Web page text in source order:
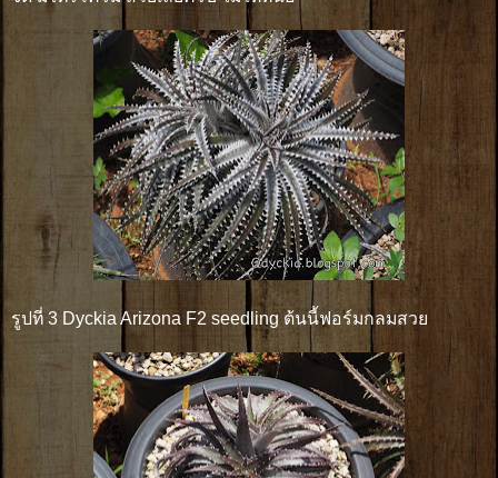
รูปที่ 3 Dyckia Arizona F2 seedling ต้นนี้ฟอร์มกลมสวย